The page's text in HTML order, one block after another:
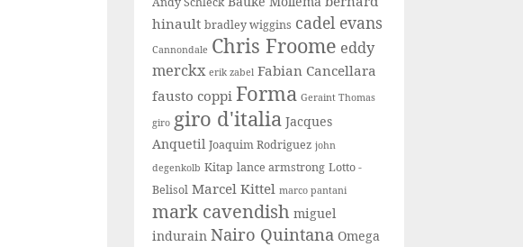
hinault bradley wiggins cadel evans
Cannondale Chris Froome eddy
merckx erik zabel Fabian Cancellara
fausto coppi Forma Geraint Thomas
giro giro d'italia Jacques
Anquetil Joaquim Rodriguez john
degenkolb Kitap lance armstrong Lotto -
Belisol Marcel Kittel marco pantani
mark cavendish miguel
indurain Nairo Quintana Omega